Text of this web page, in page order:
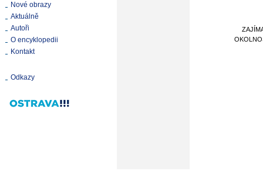
Nové obrazy
Aktuálně
Autoři
O encyklopedii
Kontakt
Odkazy